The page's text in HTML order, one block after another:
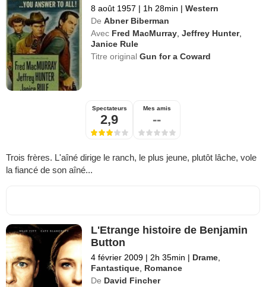
8 août 1957 | 1h 28min | Western
De Abner Biberman
Avec Fred MacMurray ,Jeffrey Hunter,
Janice Rule
Titre originalGun for a Coward
Spectateurs
2,9
Mes amis
--
Trois frères. L'aîné dirige le ranch, le plus jeune, plutôt lâche, vole
la fiancé de son aîné...
L'Etrange histoire de Benjamin
Button
4 février 2009 | 2h 35min | Drame
Fantastique Romance
De David Fincher